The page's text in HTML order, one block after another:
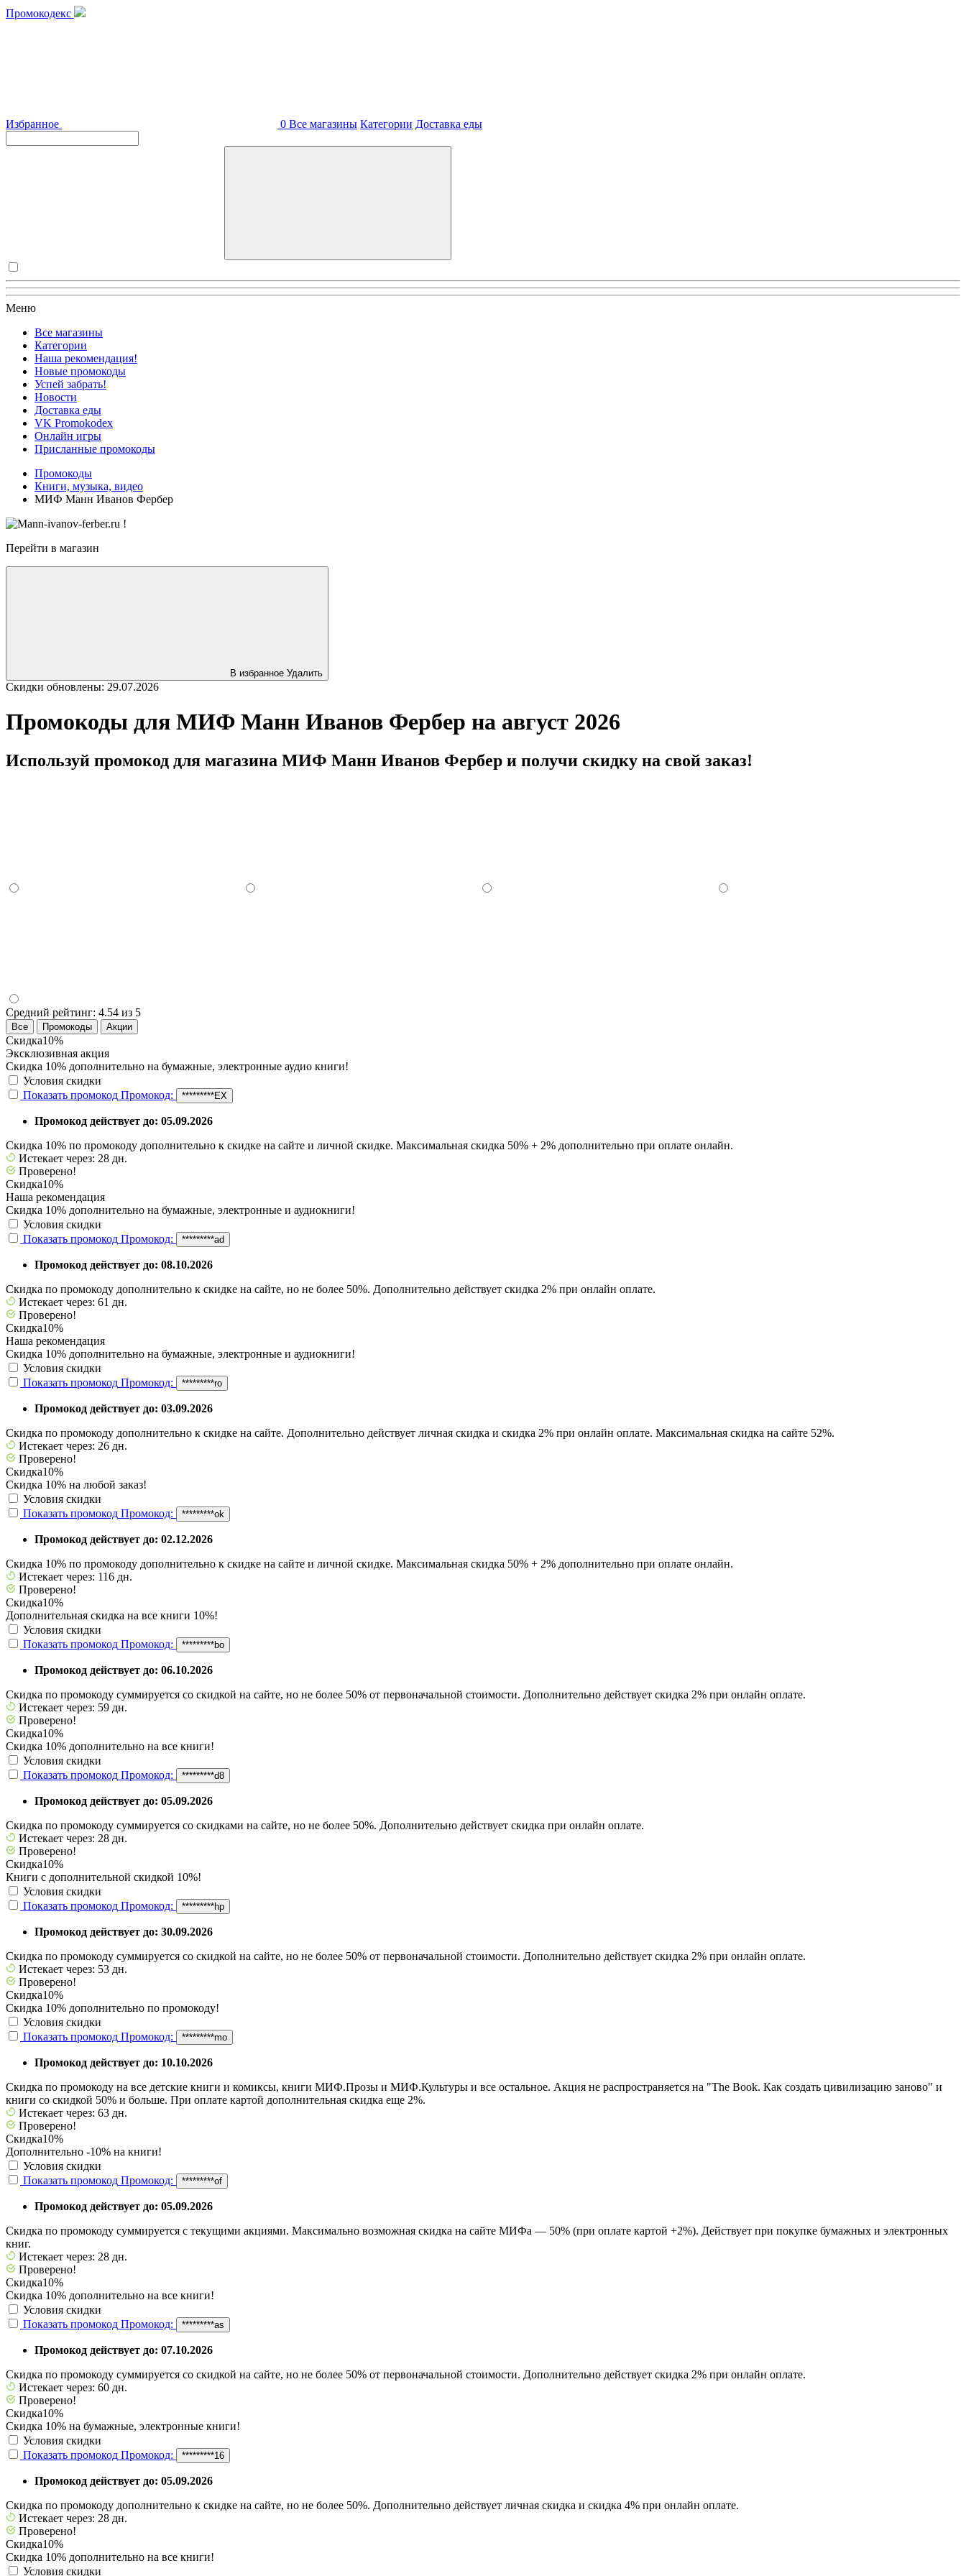
Промокодекс
Избранное 0 Все магазины Категории Доставка еды
Меню
Все магазины
Категории
Наша рекомендация!
Новые промокоды
Успей забрать!
Новости
Доставка еды
VK Promokodex
Онлайн игры
Присланные промокоды
Промокоды
Книги, музыка, видео
МИФ Манн Иванов Фербер
Перейти в магазин
В избранное Удалить
Скидки обновлены: 29.07.2026
Промокоды для МИФ Манн Иванов Фербер на август 2026
Используй промокод для магазина МИФ Манн Иванов Фербер и получи скидку на свой заказ!
Средний рейтинг: 4.54 из 5
Все Промокоды Акции
Скидка10%
Эксклюзивная акция
Скидка 10% дополнительно на бумажные, электронные аудио книги!
Условия скидки
Показать промокод Промокод: *********EX
Промокод действует до: 05.09.2026
Скидка 10% по промокоду дополнительно к скидке на сайте и личной скидке. Максимальная скидка 50% + 2% дополнительно при оплате онлайн.
Истекает через: 28 дн.
Проверено!
Скидка10%
Наша рекомендация
Скидка 10% дополнительно на бумажные, электронные и аудиокниги!
Условия скидки
Показать промокод Промокод: *********ad
Промокод действует до: 08.10.2026
Скидка по промокоду дополнительно к скидке на сайте, но не более 50%. Дополнительно действует скидка 2% при онлайн оплате.
Истекает через: 61 дн.
Проверено!
Скидка10%
Наша рекомендация
Скидка 10% дополнительно на бумажные, электронные и аудиокниги!
Условия скидки
Показать промокод Промокод: *********ro
Промокод действует до: 03.09.2026
Скидка по промокоду дополнительно к скидке на сайте. Дополнительно действует личная скидка и скидка 2% при онлайн оплате. Максимальная скидка на сайте 52%.
Истекает через: 26 дн.
Проверено!
Скидка10%
Скидка 10% на любой заказ!
Условия скидки
Показать промокод Промокод: *********ok
Промокод действует до: 02.12.2026
Скидка 10% по промокоду дополнительно к скидке на сайте и личной скидке. Максимальная скидка 50% + 2% дополнительно при оплате онлайн.
Истекает через: 116 дн.
Проверено!
Скидка10%
Дополнительная скидка на все книги 10%!
Условия скидки
Показать промокод Промокод: *********bo
Промокод действует до: 06.10.2026
Скидка по промокоду суммируется со скидкой на сайте, но не более 50% от первоначальной стоимости. Дополнительно действует скидка 2% при онлайн оплате.
Истекает через: 59 дн.
Проверено!
Скидка10%
Скидка 10% дополнительно на все книги!
Условия скидки
Показать промокод Промокод: *********d8
Промокод действует до: 05.09.2026
Скидка по промокоду суммируется со скидками на сайте, но не более 50%. Дополнительно действует скидка при онлайн оплате.
Истекает через: 28 дн.
Проверено!
Скидка10%
Книги с дополнительной скидкой 10%!
Условия скидки
Показать промокод Промокод: *********hp
Промокод действует до: 30.09.2026
Скидка по промокоду суммируется со скидкой на сайте, но не более 50% от первоначальной стоимости. Дополнительно действует скидка 2% при онлайн оплате.
Истекает через: 53 дн.
Проверено!
Скидка10%
Скидка 10% дополнительно по промокоду!
Условия скидки
Показать промокод Промокод: *********mo
Промокод действует до: 10.10.2026
Скидка по промокоду на все детские книги и комиксы, книги МИФ.Прозы и МИФ.Культуры и все остальное. Акция не распространяется на "The Book. Как создать цивилизацию заново" и
книги со скидкой 50% и больше. При оплате картой дополнительная скидка еще 2%.
Истекает через: 63 дн.
Проверено!
Скидка10%
Дополнительно -10% на книги!
Условия скидки
Показать промокод Промокод: *********of
Промокод действует до: 05.09.2026
Скидка по промокоду суммируется с текущими акциями. Максимально возможная скидка на сайте МИФа — 50% (при оплате картой +2%). Действует при покупке бумажных и электронных
книг.
Истекает через: 28 дн.
Проверено!
Скидка10%
Скидка 10% дополнительно на все книги!
Условия скидки
Показать промокод Промокод: *********as
Промокод действует до: 07.10.2026
Скидка по промокоду суммируется со скидкой на сайте, но не более 50% от первоначальной стоимости. Дополнительно действует скидка 2% при онлайн оплате.
Истекает через: 60 дн.
Проверено!
Скидка10%
Скидка 10% на бумажные, электронные книги!
Условия скидки
Показать промокод Промокод: *********16
Промокод действует до: 05.09.2026
Скидка по промокоду дополнительно к скидке на сайте, но не более 50%. Дополнительно действует личная скидка и скидка 4% при онлайн оплате.
Истекает через: 28 дн.
Проверено!
Скидка10%
Скидка 10% дополнительно на все книги!
Условия скидки